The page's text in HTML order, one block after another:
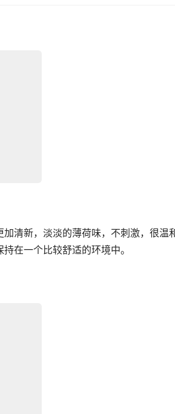
清新，淡淡的薄荷味，不刺激，很温
在一个比较舒适的环境中。